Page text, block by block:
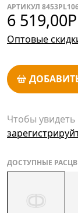
АРТИКУЛ
6 519,00Р
Оптовые
Чтобы
ДОСТУПНЫЕ